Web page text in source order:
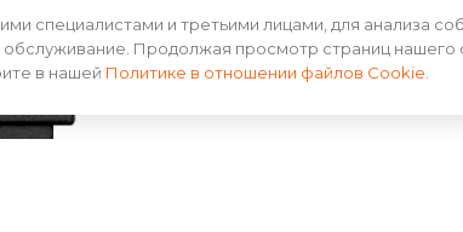
специалистами и третьими лицами, для анализа
Продолжая просмотр страниц нашего
в нашей Политике в отношении файлов Cookie